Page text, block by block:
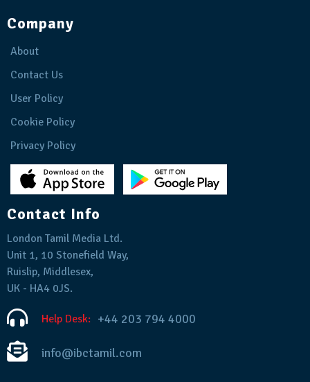
Company
About
Contact Us
User Policy
Cookie Policy
Privacy Policy
Contact Info
London Tamil Media Ltd.
Unit 1, 10 Stonefield Way,
Ruislip, Middlesex,
UK - HA4 0JS.
Help Desk: +44 203 794 4000
info@ibctamil.com